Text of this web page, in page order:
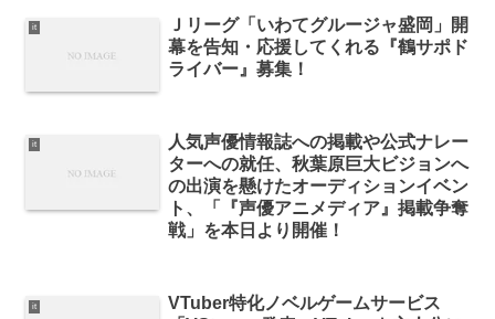
it
Ｊリーグ「いわてグルージャ盛岡」開
幕を告知・応援してくれる『鶴サポド
ライバー』募集！
it
人気声優情報誌への掲載や公式ナレー
ターへの就任、秋葉原巨大ビジョンへ
の出演を懸けたオーディションイベン
ト、「『声優アニメディア』掲載争奪
戦」を本日より開催！
it
VTuber特化ノベルゲームサービス